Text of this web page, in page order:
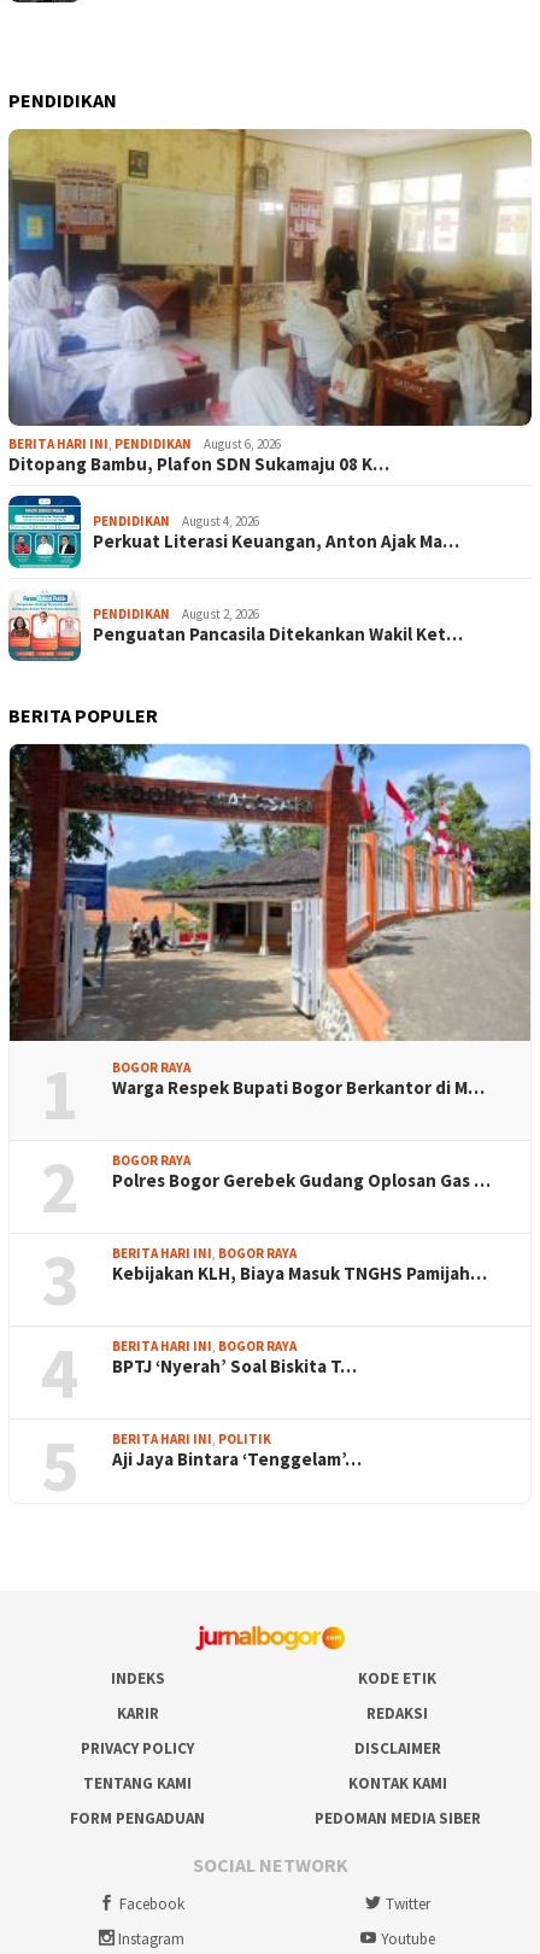
PENDIDIKAN
BERITA HARI INI, PENDIDIKAN August 6, 2026
Ditopang Bambu, Plafon SDN Sukamaju 08 K…
PENDIDIKAN August 4, 2026
Perkuat Literasi Keuangan, Anton Ajak Ma…
PENDIDIKAN August 2, 2026
Penguatan Pancasila Ditekankan Wakil Ket…
BERITA POPULER
1 BOGOR RAYA
Warga Respek Bupati Bogor Berkantor di M…
2 BOGOR RAYA
Polres Bogor Gerebek Gudang Oplosan Gas …
3 BERITA HARI INI, BOGOR RAYA
Kebijakan KLH, Biaya Masuk TNGHS Pamijah…
4 BERITA HARI INI, BOGOR RAYA
BPTJ ‘Nyerah’ Soal Biskita T…
5 BERITA HARI INI, POLITIK
Aji Jaya Bintara ‘Tenggelam’…
INDEKS
KODE ETIK
KARIR
REDAKSI
PRIVACY POLICY
DISCLAIMER
TENTANG KAMI
KONTAK KAMI
FORM PENGADUAN
PEDOMAN MEDIA SIBER
SOCIAL NETWORK
Facebook
Twitter
Instagram
Youtube